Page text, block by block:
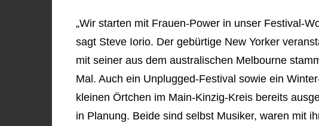
„Wir starten mit Frauen-Power in unser Festival-
sagt Steve Iorio. Der gebürtige New Yorker
mit seiner aus dem australischen Melbourne
Mal. Auch ein Unplugged-Festival sowie ein
kleinen Örtchen im Main-Kinzig-Kreis bereits
in Planung. Beide sind selbst Musiker, waren mit